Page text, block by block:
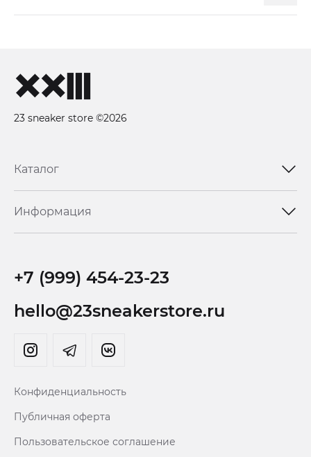
23 sneaker store ©2026
Каталог
Информация
+7 (999) 454-23-23
hello@23sneakerstore.ru
Конфиденциальность
Публичная оферта
Пользовательское соглашение